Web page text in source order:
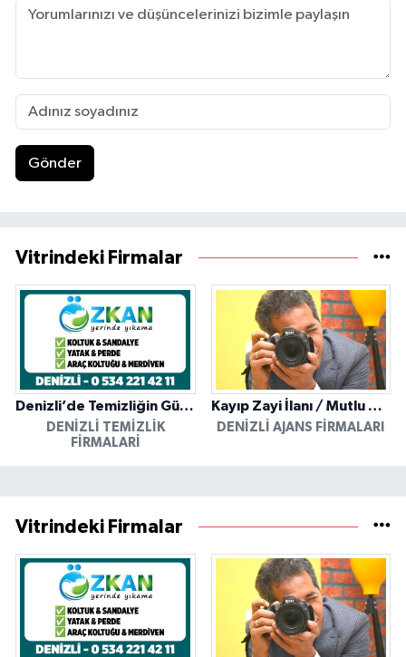
Gönder
Vitrindeki Firmalar
Denizli’de Temizliğin Güvenilir Adresi: Özkan Yerinde Yıkama
DENIZLI TEMIZLIK
FIRMALARI
Kayıp Zayi İlanı / Mutlu Ajans / Denizli
DENIZLI AJANS FIRMALARI
Vitrindeki Firmalar